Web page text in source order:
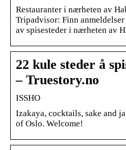
Restauranter i nærheten av
Tripadvisor: Finn
av spisesteder i nærheten av
22 kule steder å
– Truestory.no
ISSHO
Izakaya, cocktails, sake and
of Oslo. Welcome!